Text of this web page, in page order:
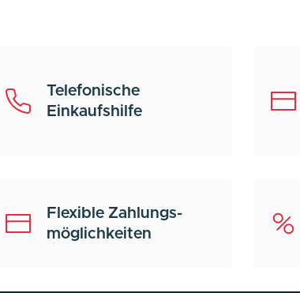
Telefonische
Einkaufshilfe
Flexible Zahlungs-
möglichkeiten